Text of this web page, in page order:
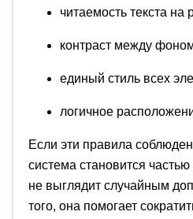
читаемость текста на
контраст между
единый стиль всех
логичное
Если эти правила
система становится
не выглядит случайным
того, она помогает